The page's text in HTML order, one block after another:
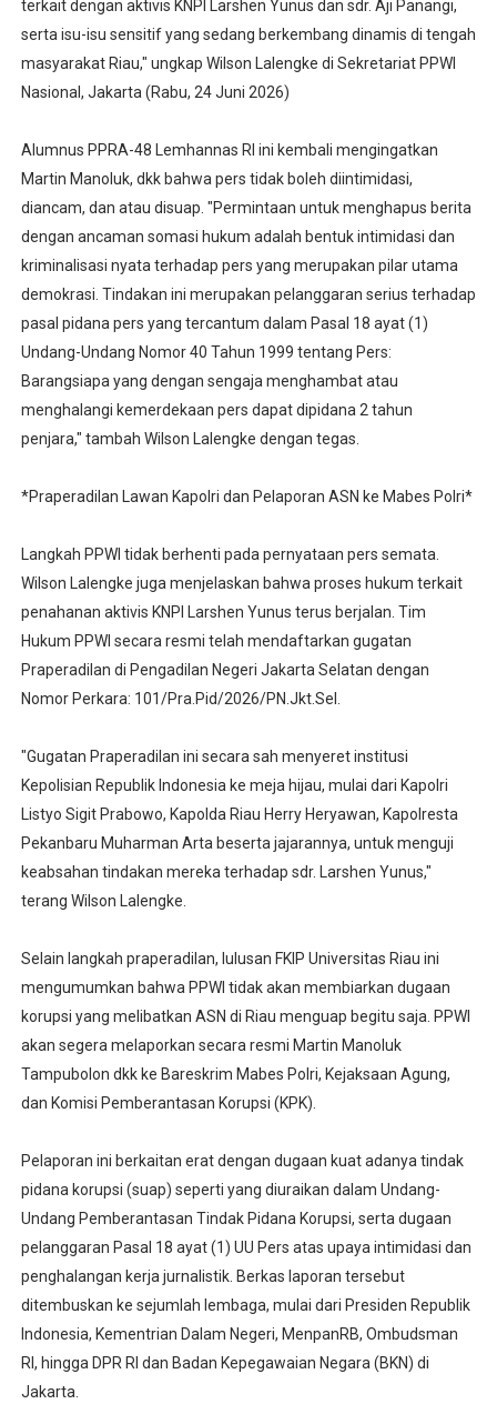
terkait dengan aktivis KNPI Larshen Yunus dan sdr. Aji Panangi,
serta isu-isu sensitif yang sedang berkembang dinamis di tengah
masyarakat Riau," ungkap Wilson Lalengke di Sekretariat PPWI
Nasional, Jakarta (Rabu, 24 Juni 2026)
Alumnus PPRA-48 Lemhannas RI ini kembali mengingatkan
Martin Manoluk, dkk bahwa pers tidak boleh diintimidasi,
diancam, dan atau disuap. "Permintaan untuk menghapus berita
dengan ancaman somasi hukum adalah bentuk intimidasi dan
kriminalisasi nyata terhadap pers yang merupakan pilar utama
demokrasi. Tindakan ini merupakan pelanggaran serius terhadap
pasal pidana pers yang tercantum dalam Pasal 18 ayat (1)
Undang-Undang Nomor 40 Tahun 1999 tentang Pers:
Barangsiapa yang dengan sengaja menghambat atau
menghalangi kemerdekaan pers dapat dipidana 2 tahun
penjara," tambah Wilson Lalengke dengan tegas.
*Praperadilan Lawan Kapolri dan Pelaporan ASN ke Mabes Polri*
Langkah PPWI tidak berhenti pada pernyataan pers semata.
Wilson Lalengke juga menjelaskan bahwa proses hukum terkait
penahanan aktivis KNPI Larshen Yunus terus berjalan. Tim
Hukum PPWI secara resmi telah mendaftarkan gugatan
Praperadilan di Pengadilan Negeri Jakarta Selatan dengan
Nomor Perkara: 101/Pra.Pid/2026/PN.Jkt.Sel.
"Gugatan Praperadilan ini secara sah menyeret institusi
Kepolisian Republik Indonesia ke meja hijau, mulai dari Kapolri
Listyo Sigit Prabowo, Kapolda Riau Herry Heryawan, Kapolresta
Pekanbaru Muharman Arta beserta jajarannya, untuk menguji
keabsahan tindakan mereka terhadap sdr. Larshen Yunus,"
terang Wilson Lalengke.
Selain langkah praperadilan, lulusan FKIP Universitas Riau ini
mengumumkan bahwa PPWI tidak akan membiarkan dugaan
korupsi yang melibatkan ASN di Riau menguap begitu saja. PPWI
akan segera melaporkan secara resmi Martin Manoluk
Tampubolon dkk ke Bareskrim Mabes Polri, Kejaksaan Agung,
dan Komisi Pemberantasan Korupsi (KPK).
Pelaporan ini berkaitan erat dengan dugaan kuat adanya tindak
pidana korupsi (suap) seperti yang diuraikan dalam Undang-
Undang Pemberantasan Tindak Pidana Korupsi, serta dugaan
pelanggaran Pasal 18 ayat (1) UU Pers atas upaya intimidasi dan
penghalangan kerja jurnalistik. Berkas laporan tersebut
ditembuskan ke sejumlah lembaga, mulai dari Presiden Republik
Indonesia, Kementrian Dalam Negeri, MenpanRB, Ombudsman
RI, hingga DPR RI dan Badan Kepegawaian Negara (BKN) di
Jakarta.